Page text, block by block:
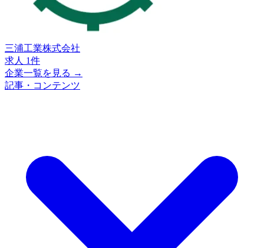
三浦工業株式会社
求人 1件
企業一覧を見る →
記事・コンテンツ